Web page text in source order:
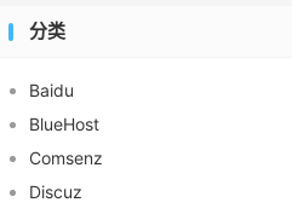
分类
Baidu
BlueHost
Comsenz
Discuz